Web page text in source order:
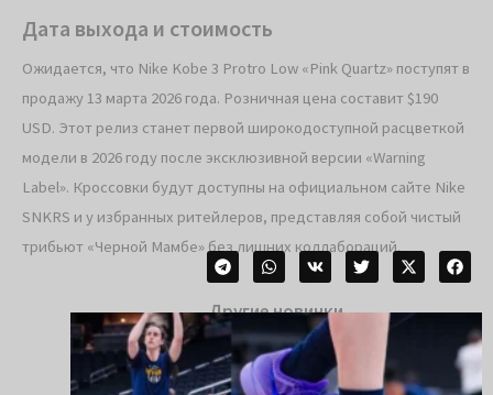
Дата выхода и стоимость
Ожидается, что Nike Kobe 3 Protro Low «Pink Quartz» поступят в
продажу 13 марта 2026 года. Розничная цена составит $190
USD. Этот релиз станет первой широкодоступной расцветкой
модели в 2026 году после эксклюзивной версии «Warning
Label». Кроссовки будут доступны на официальном сайте Nike
SNKRS и у избранных ритейлеров, представляя собой чистый
трибьют «Черной Мамбе» без лишних коллабораций.
Другие новинки